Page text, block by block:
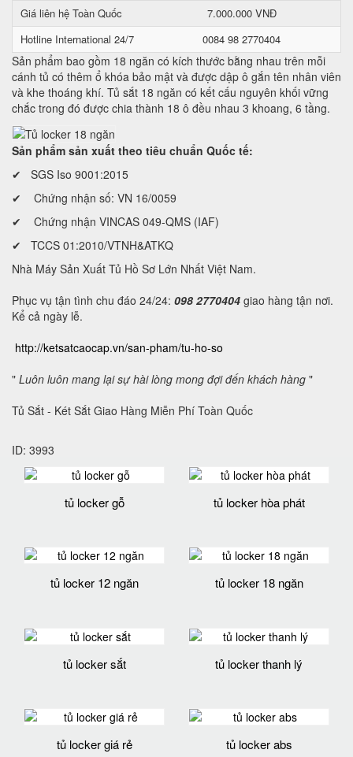
Giá liên hệ Toàn Quốc
7.000.000 VNĐ
Hotline International 24/7
0084 98 2770404
Sản phẩm bao gồm 18 ngăn có kích thước bằng nhau trên mỗi
cánh tủ có thêm ổ khóa bảo mật và được dập ô gắn tên nhân viên
và khe thoáng khí. Tủ sắt 18 ngăn có kết cấu nguyên khối vững
chắc trong đó được chia thành 18 ô đều nhau 3 khoang, 6 tầng.
Sản phẩm sản xuất theo tiêu chuẩn Quốc tế:
✔ SGS Iso 9001:2015
✔ Chứng nhận số: VN 16/0059
✔ Chứng nhận VINCAS 049-QMS (IAF)
✔ TCCS 01:2010/VTNH&ATKQ
Nhà Máy Sản Xuất Tủ Hồ Sơ Lớn Nhất Việt Nam.
Phục vụ tận tình chu đáo 24/24: 098 2770404 giao hàng tận nơi.
Kể cả ngày lễ.
http://ketsatcaocap.vn/san-pham/tu-ho-so
" Luôn luôn mang lại sự hài lòng mong đợi đến khách hàng "
Tủ Sắt - Két Sắt Giao Hàng Miễn Phí Toàn Quốc
ID: 3993
tủ locker gỗ tủ locker hòa phát
tủ locker 12 ngăn tủ locker 18 ngăn
tủ locker sắt tủ locker thanh lý
tủ locker giá rẻ tủ locker abs